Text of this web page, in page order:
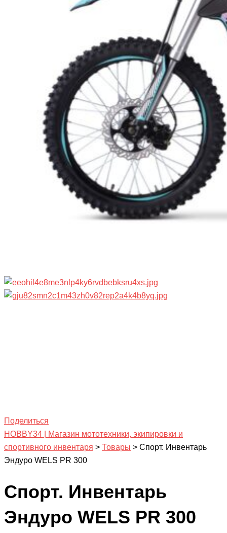
Поделиться
HOBBY34 | Магазин мототехники, экипировки и
спортивного инвентаря > Товары > Спорт. Инвентарь
Эндуро WELS PR 300
Спорт. Инвентарь
Эндуро WELS PR 300